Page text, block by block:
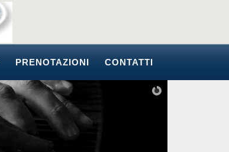
PRENOTAZIONI CONTATTI